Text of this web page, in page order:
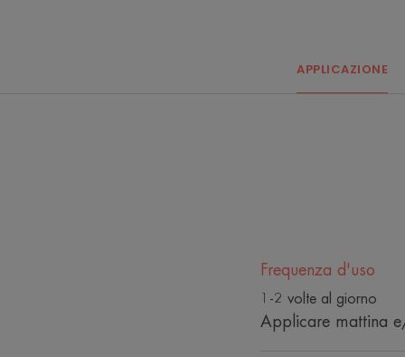
APPLICAZIONE
Frequenza d'uso
1-2 volte al giorno
Applicare mattina